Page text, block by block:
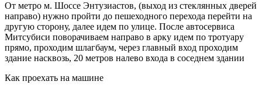
От метро м. Шоссе Энтузиастов, (выход из стеклянных дверей
направо) нужно пройти до пешеходного перехода перейти на
другую сторону, далее идем по улице. После автосервиса
Митсубиси поворачиваем направо в арку идем по тротуару
прямо, проходим шлагбаум, через главный вход проходим
здание насквозь, 20 метров налево входа в соседнем здании
Как проехать на машине